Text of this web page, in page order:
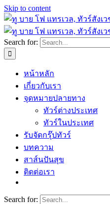
Skip to content
Search for:
หน้าหลัก
เกี่ยวกับเรา
จุดหมายปลายทาง
ทัวร์ต่างประเทศ
ทัวร์ในประเทศ
รับจัดกรุ๊ปทัวร์
บทความ
สาส์นปันสุข
ติดต่อเรา
Search for: